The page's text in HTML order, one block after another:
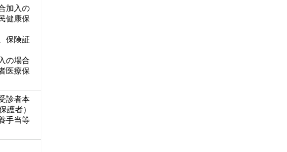
加入の
健康保
保険証
の場合
医療保
診者本
護者）
手当等